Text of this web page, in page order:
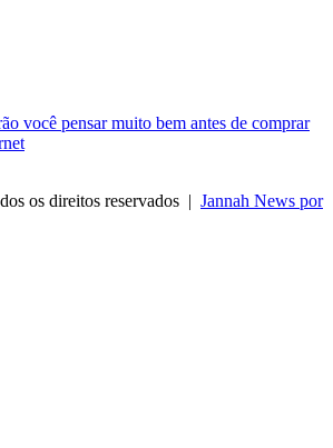
você pensar muito bem antes de comprar
os direitos reservados | Jannah News por